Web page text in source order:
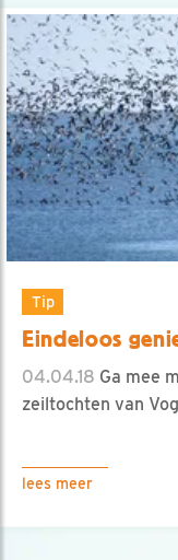
Tip
Eindeloos
04.04.18 Ga mee
zeiltochten van
lees meer